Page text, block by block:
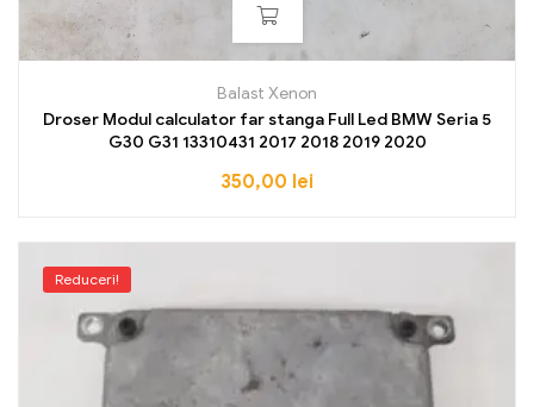
Balast Xenon
Droser Modul calculator far stanga Full Led BMW Seria 5
G30 G31 13310431 2017 2018 2019 2020
350,00 lei
Reduceri!